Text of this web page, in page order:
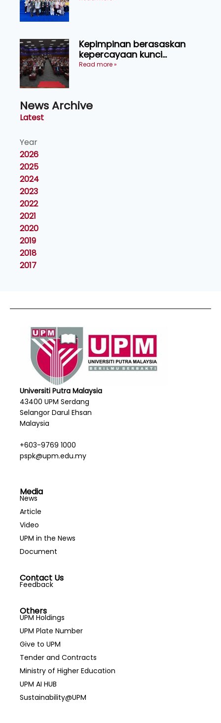
Kepimpinan berasaskan
kepercayaan kunci
kecemerlangan institusi -
Read more »
News Archive
Latest
Year
2026
2025
2024
2023
2022
2021
2020
2019
2018
2017
Universiti Putra Malaysia
43400 UPM Serdang
Selangor Darul Ehsan
Malaysia
+603-9769 1000
pspk@upm.edu.my
Media
News
Article
Video
UPM in the News
Document
Contact Us
Feedback
Others
UPM Holdings
UPM Plate Number
Give to UPM
Tender and Contracts
Ministry of Higher Education
UPM AI HUB
Sustainability@UPM